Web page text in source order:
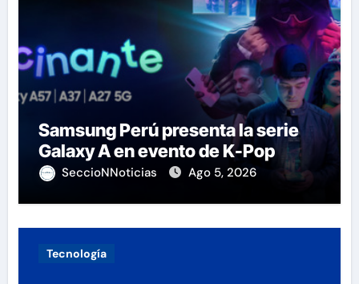
Samsung Perú presenta la serie
Galaxy A en evento de K-Pop
SeccioNNoticias Ago 5, 2026
Tecnología